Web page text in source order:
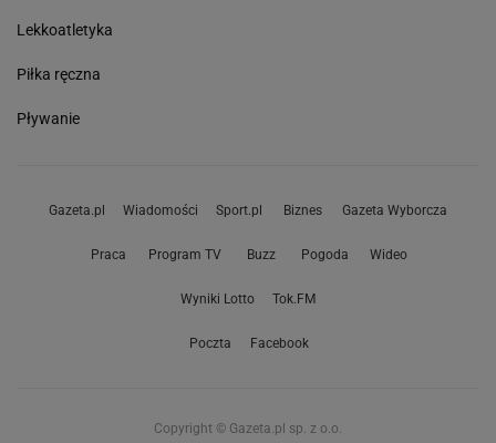
Lekkoatletyka
Piłka ręczna
Pływanie
Gazeta.pl Wiadomości Sport.pl Biznes Gazeta Wyborcza
Praca Program TV Buzz Pogoda Wideo
Wyniki Lotto Tok.FM
Poczta Facebook
Copyright © Gazeta.pl sp. z o.o.